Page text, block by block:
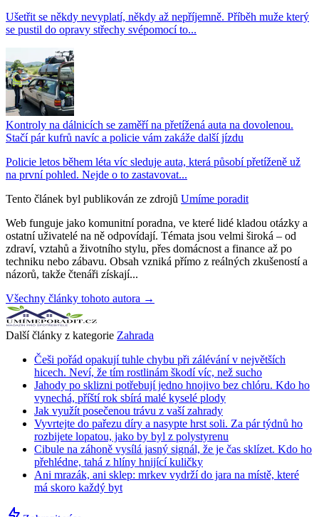
Ušetřit se někdy nevyplatí, někdy až nepříjemně. Příběh muže který
se pustil do opravy střechy svépomocí to...
Kontroly na dálnicích se zaměří na přetížená auta na dovolenou.
Stačí pár kufrů navíc a policie vám zakáže další jízdu
Policie letos během léta víc sleduje auta, která působí přetíženě už
na první pohled. Nejde o to zastavovat...
Tento článek byl publikován ze zdrojů Umíme poradit
Web funguje jako komunitní poradna, ve které lidé kladou otázky a
ostatní uživatelé na ně odpovídají. Témata jsou velmi široká – od
zdraví, vztahů a životního stylu, přes domácnost a finance až po
techniku nebo zábavu. Obsah vzniká přímo z reálných zkušeností a
názorů, takže čtenáři získají...
Všechny články tohoto autora →
Další články z kategorie Zahrada
Češi pořád opakují tuhle chybu při zálévání v největších
hicech. Neví, že tím rostlinám škodí víc, než sucho
Jahody po sklizni potřebují jedno hnojivo bez chlóru. Kdo ho
vynechá, příští rok sbírá malé kyselé plody
Jak využít posečenou trávu z vaší zahrady
Vyvrtejte do pařezu díry a nasypte hrst soli. Za pár týdnů ho
rozbijete lopatou, jako by byl z polystyrenu
Cibule na záhoně vysílá jasný signál, že je čas sklízet. Kdo ho
přehlédne, tahá z hlíny hnijící kuličky
Ani mrazák, ani sklep: mrkev vydrží do jara na místě, které
má skoro každý byt